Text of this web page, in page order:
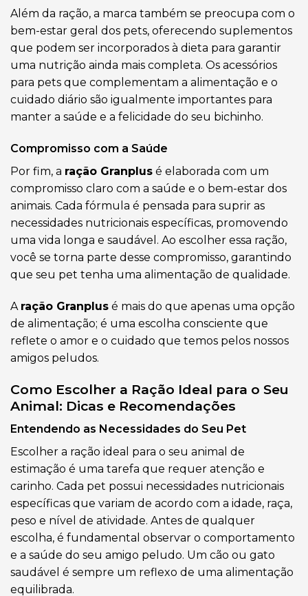
Além da ração, a marca também se preocupa com o
bem-estar geral dos pets, oferecendo suplementos
que podem ser incorporados à dieta para garantir
uma nutrição ainda mais completa. Os acessórios
para pets que complementam a alimentação e o
cuidado diário são igualmente importantes para
manter a saúde e a felicidade do seu bichinho.
Compromisso com a Saúde
Por fim, a ração Granplus é elaborada com um
compromisso claro com a saúde e o bem-estar dos
animais. Cada fórmula é pensada para suprir as
necessidades nutricionais específicas, promovendo
uma vida longa e saudável. Ao escolher essa ração,
você se torna parte desse compromisso, garantindo
que seu pet tenha uma alimentação de qualidade.
A ração Granplus é mais do que apenas uma opção
de alimentação; é uma escolha consciente que
reflete o amor e o cuidado que temos pelos nossos
amigos peludos.
Como Escolher a Ração Ideal para o Seu
Animal: Dicas e Recomendações
Entendendo as Necessidades do Seu Pet
Escolher a ração ideal para o seu animal de
estimação é uma tarefa que requer atenção e
carinho. Cada pet possui necessidades nutricionais
específicas que variam de acordo com a idade, raça,
peso e nível de atividade. Antes de qualquer
escolha, é fundamental observar o comportamento
e a saúde do seu amigo peludo. Um cão ou gato
saudável é sempre um reflexo de uma alimentação
equilibrada.